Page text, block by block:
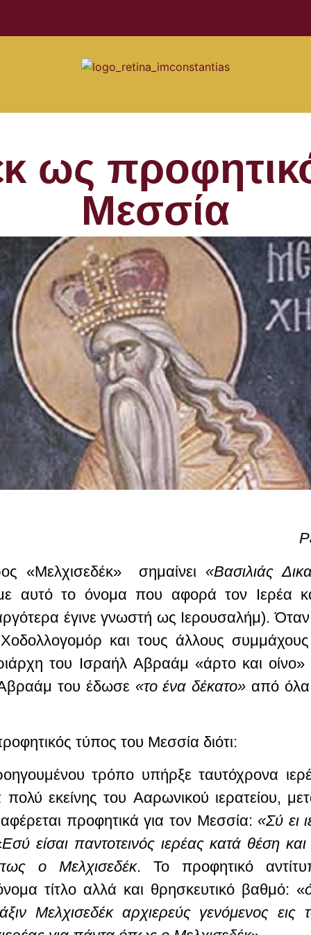
ως
Μεσσία
«Μελχισεδέκ» σημαίνει«Βασιλιάς
αυτό το όνομα που αφορά τον Ιερέα
έγινε γνωστή ως Ιερουσαλήμ).
και τους άλλους
του Ισραήλ Αβραάμ «άρτο και
του έδωσε «το ένα δέκατο» από
τύπος του Μεσσία διότι:
τρόπο υπήρξε ταυτόχρονα
πολύ εκείνης του Ααρωνικού ιερατείου,
προφητικά για τον Μεσσία:«Σύ ει
Εσύ είσαι παντοτεινός ιερέας κατά θέση
ο Μελχισεδέκ. Το προφητικό
τίτλο αλλά και θρησκευτικό βαθμό: «
Μελχισεδέκ αρχιερεύς γενόμενος εις